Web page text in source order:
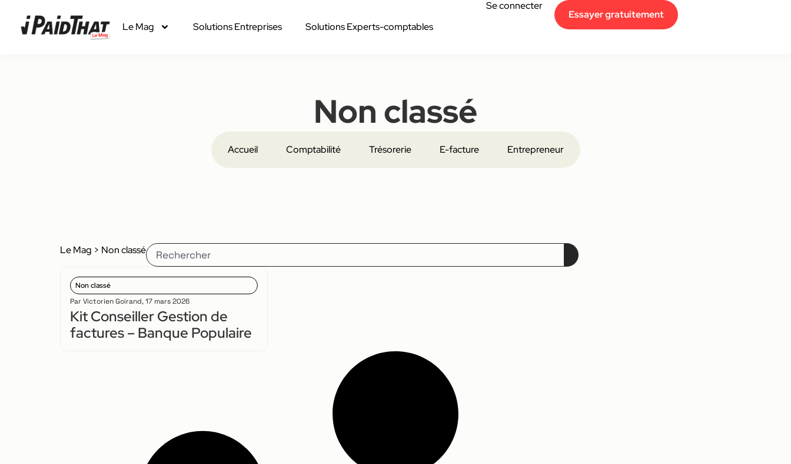
Le Mag Solutions Entreprises Solutions Experts-comptables
Se connecter
Essayer gratuitement
Non classé
Accueil Comptabilité Trésorerie E-facture Entrepreneur
Le Mag > Non classé
Non classé
Par Victorien Goirand,17 mars 2026
Kit Conseiller Gestion de
factures – Banque Populaire